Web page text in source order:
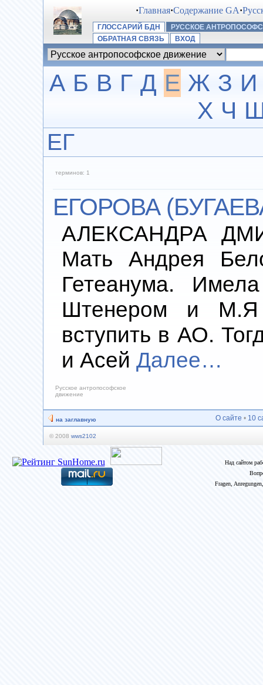
·Главная·Содержание GA·
ГЛОССАРИЙ БДН
РУССКОЕ
ОБРАТНАЯ СВЯЗЬ
ВХОД
А Б В Г Д Е Ж З И
Х Ч
ЕГ
терминов: 1
ЕГОРОВА
АЛЕКСАНДРА
Мать Андрея
Гетеанума.
Штенером и
вступить в АО.
и Асей Далее…
Русское антропософское
движение
на заглавную О сайте • 10
© 2008 wws2102
Над сайтом
Fragen,